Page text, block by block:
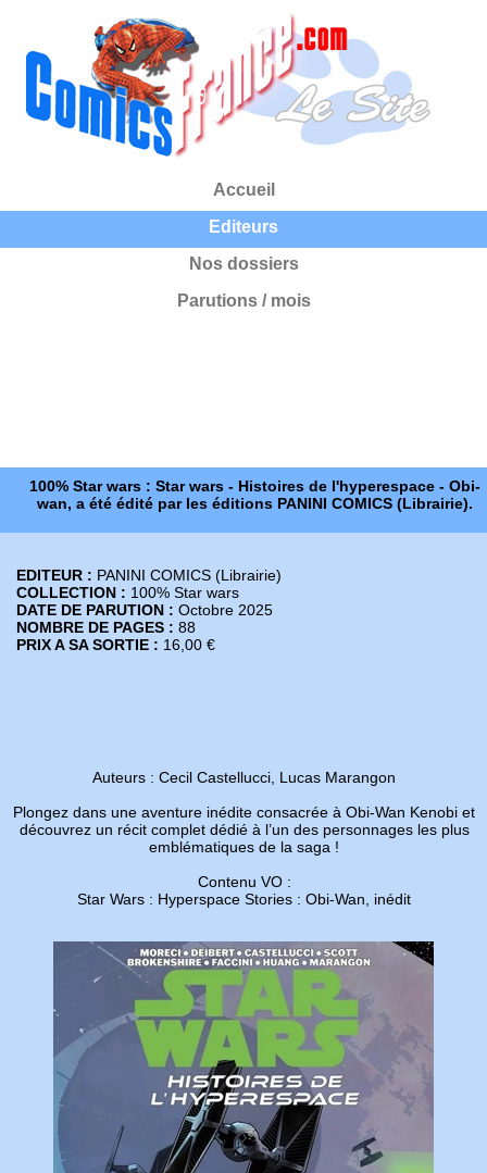
Accueil
Editeurs
Nos dossiers
Parutions / mois
100% Star wars : Star wars - Histoires de l'hyperespace - Obi-
wan, a été édité par les éditions PANINI COMICS (Librairie).
EDITEUR : PANINI COMICS (Librairie)
COLLECTION : 100% Star wars
DATE DE PARUTION : Octobre 2025
NOMBRE DE PAGES : 88
PRIX A SA SORTIE : 16,00 €
Auteurs : Cecil Castellucci, Lucas Marangon
Plongez dans une aventure inédite consacrée à Obi-Wan Kenobi et
découvrez un récit complet dédié à l’un des personnages les plus
emblématiques de la saga !
Contenu VO :
Star Wars : Hyperspace Stories : Obi-Wan, inédit